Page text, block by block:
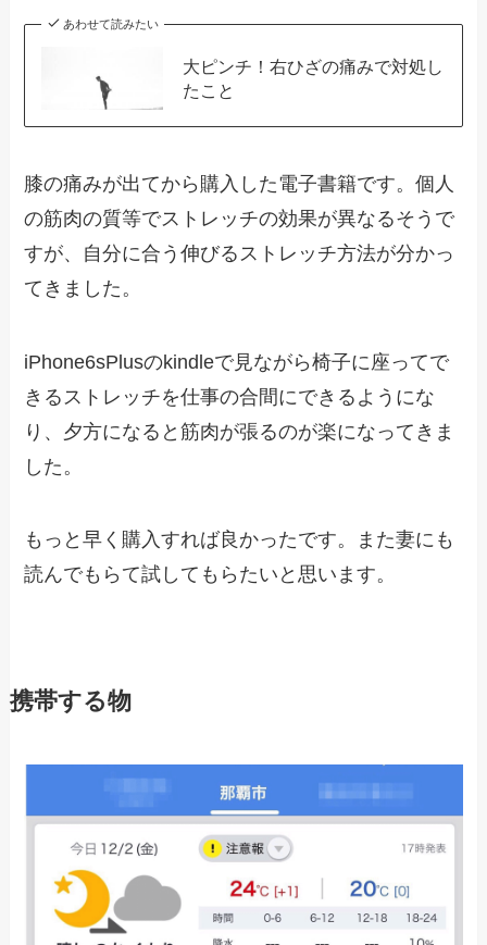
あわせて読みたい
大ピンチ！右ひざの痛みで対処し
たこと
膝の痛みが出てから購入した電子書籍です。個人
の筋肉の質等でストレッチの効果が異なるそうで
すが、自分に合う伸びるストレッチ方法が分かっ
てきました。
iPhone6sPlusのkindleで見ながら椅子に座ってで
きるストレッチを仕事の合間にできるようにな
り、夕方になると筋肉が張るのが楽になってきま
した。
もっと早く購入すれば良かったです。また妻にも
読んでもらて試してもらたいと思います。
携帯する物